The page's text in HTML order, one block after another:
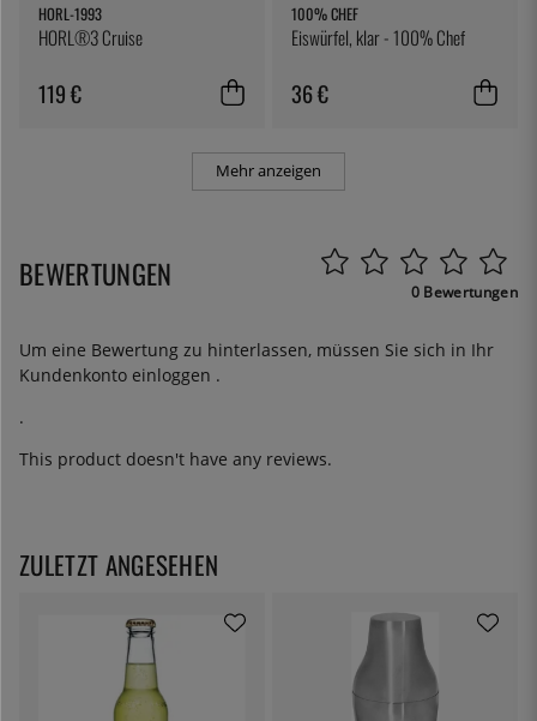
HORL-1993
HORL®3 Cruise
119 €
100% CHEF
Eiswürfel, klar - 100% Chef
36 €
Mehr anzeigen
BEWERTUNGEN 0 Bewertungen
Um eine Bewertung zu hinterlassen, müssen Sie sich in Ihr
Kundenkonto einloggen .
.
This product doesn't have any reviews.
ZULETZT ANGESEHEN